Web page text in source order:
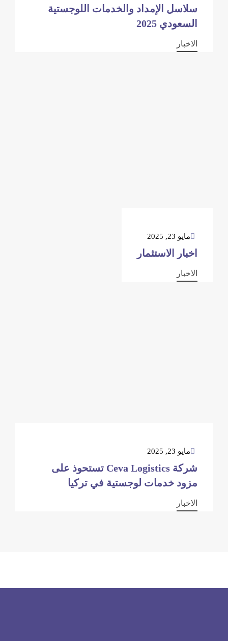
سلاسل الإمداد والخدمات اللوجستية
السعودي 2025
الاخبار
مايو 23, 2025
اخبار الاستثمار
الاخبار
مايو 23, 2025
شركة Ceva Logistics تستحوذ على
مزود خدمات لوجستية في تركيا
الاخبار